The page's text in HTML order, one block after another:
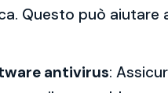
Questo può
antivirus: